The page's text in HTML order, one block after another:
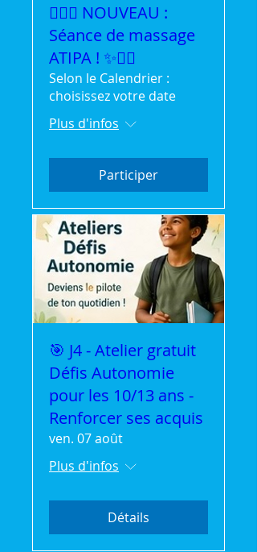
💆‍♀️✨ NOUVEAU :
Séance de massage
ATIPA ! ✨💆‍♂️
Selon le Calendrier :
choisissez votre date
Plus d'infos
Participer
🎯 J4 - Atelier gratuit
Défis Autonomie
pour les 10/13 ans -
Renforcer ses acquis
ven. 07 août
Plus d'infos
Détails